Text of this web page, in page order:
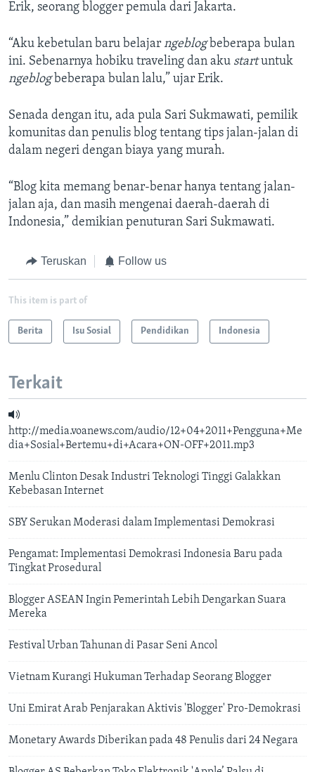
Erik, seorang blogger pemula dari Jakarta.
“Aku kebetulan baru belajar ngeblogbeberapa bulan
ini. Sebenarnya hobiku traveling dan aku startuntuk
ngeblogbeberapa bulan lalu,” ujar Erik.
Senada dengan itu, ada pula Sari Sukmawati, pemilik
komunitas dan penulis blog tentang tips jalan-jalan di
dalam negeri dengan biaya yang murah.
“Blog kita memang benar-benar hanya tentang jalan-
jalan aja, dan masih mengenai daerah-daerah di
Indonesia,” demikian penuturan Sari Sukmawati.
Teruskan Follow us
This item is part of
Berita Isu Sosial Pendidikan Indonesia
Terkait
http://media.voanews.com/audio/12+04+2011+Pengguna+Me
dia+Sosial+Bertemu+di+Acara+ON-OFF+2011.mp3
Menlu Clinton Desak Industri Teknologi Tinggi Galakkan
Kebebasan Internet
SBY Serukan Moderasi dalam Implementasi Demokrasi
Pengamat: Implementasi Demokrasi Indonesia Baru pada
Tingkat Prosedural
Blogger ASEAN Ingin Pemerintah Lebih Dengarkan Suara
Mereka
Festival Urban Tahunan di Pasar Seni Ancol
Vietnam Kurangi Hukuman Terhadap Seorang Blogger
Uni Emirat Arab Penjarakan Aktivis 'Blogger' Pro-Demokrasi
Monetary Awards Diberikan pada 48 Penulis dari 24 Negara